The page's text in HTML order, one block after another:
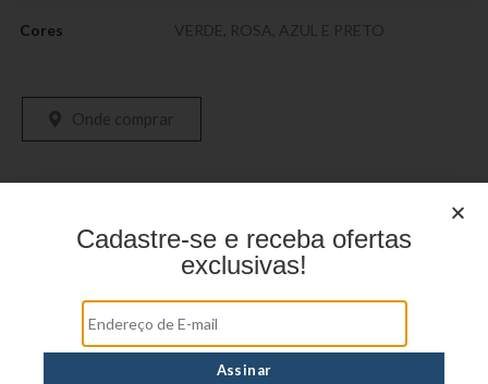
Cores VERDE, ROSA, AZUL E PRETO
Onde comprar
Produtos relacionados
Cadastre-se e receba ofertas
exclusivas!